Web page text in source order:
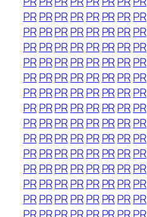
PRPRPRPRPR PRPRPR
PRPRPRPRPR PRPRPR
PRPRPRPRPR PRPRPR
PRPRPRPRPR PRPRPR
PRPRPRPRPR PRPRPR
PRPRPRPRPR PRPRPR
PRPRPRPRPR PRPRPR
PRPRPRPRPR PRPRPR
PRPRPRPRPR PRPRPR
PRPRPRPRPR PRPRPR
PRPRPRPRPR PRPRPR
PRPRPRPRPR PRPRPR
PRPRPRPRPR PRPRPR